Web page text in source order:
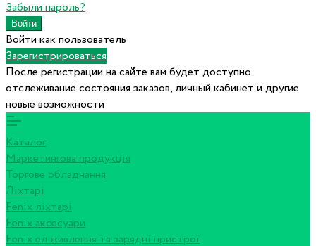
Забыли пароль?
Войти как пользователь
Зарегистрироваться
После регистрации на сайте вам будет доступно
отслеживание состояния заказов, личный кабинет и другие
новые возможности
Каталог
Маркетингова продукція
Торгове обладнання
Ліхтарі
Fenix ліхтарі
Fenix аксесуари
Fenix ел живлення та зарядні пристрої